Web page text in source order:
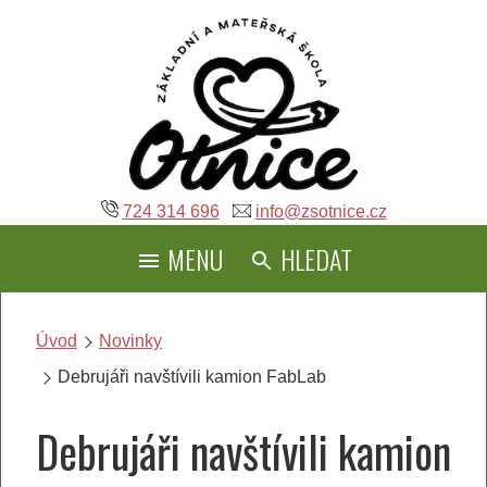
724 314 696 info@zsotnice.cz
MENU HLEDAT
Úvod
Novinky
Debrujáři navštívili kamion FabLab
Debrujáři navštívili kamion